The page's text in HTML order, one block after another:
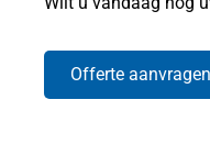
Offerte aanvragen